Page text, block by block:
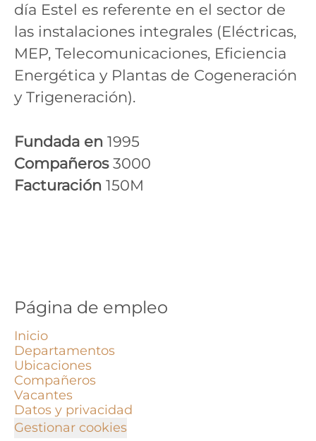
día Estel es referente en el sector de
las instalaciones integrales (Eléctricas,
MEP, Telecomunicaciones, Eficiencia
Energética y Plantas de Cogeneración
y Trigeneración).
Fundada en 1995
Compañeros 3000
Facturación 150M
Página de empleo
Inicio
Departamentos
Ubicaciones
Compañeros
Vacantes
Datos y privacidad
Gestionar cookies